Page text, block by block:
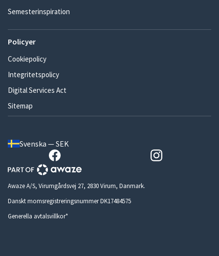
Semesterinspiration
Policyer
Cookiepolicy
Integritetspolicy
Digital Services Act
Sitemap
Svenska — SEK
Awaze A/S, Virumgårdsvej 27, 2830 Virum, Danmark.
Danskt momsregistreringsnummer DK17484575
Generella avtalsvillkor*